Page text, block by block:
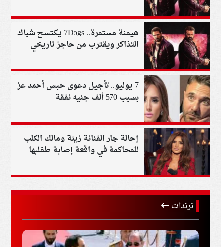
هيمنة مستمرة.. 7Dogs يكتسح شباك
التذاكر ويقترب من حاجز تاريخي
7 يوليو.. تأجيل دعوى حبس أحمد عز
بسبب 570 ألف جنيه نفقة
إحالة جار الفنانة زينة ومالك الكلب
للمحاكمة في واقعة إصابة طفليها
بالشيخ زايد
ترندات